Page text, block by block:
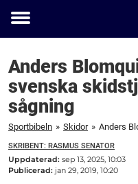
Toggle
Anders
svenska
sågning
Sportbibeln » Skidor »
SKRIBENT: RASMUS SENATOR
Uppdaterad: sep 13, 2025, 10:03
Publicerad: jan 29, 2019, 10:20